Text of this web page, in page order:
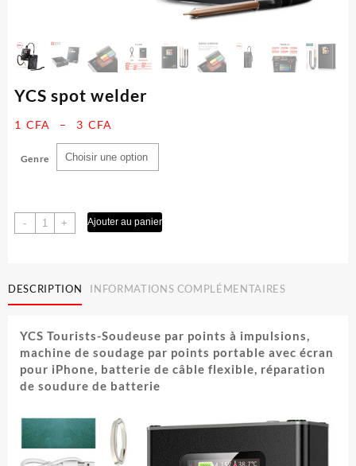
YCS spot welder
1 CFA – 3 CFA
de
prix :
3 CFA
Genre
-
quantité
de
welder
+ Ajouter au panier
DESCRIPTION INFORMATIONS COMPLÉMENTAIRES
YCS Tourists-Soudeuse par points à impulsions,
machine de soudage par points portable avec écran
pour iPhone, batterie de câble flexible, réparation
de soudure de batterie